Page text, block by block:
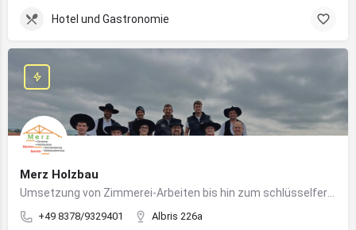
Hotel und Gastronomie
Merz Holzbau
+49 8378/9329401 Albris 226a